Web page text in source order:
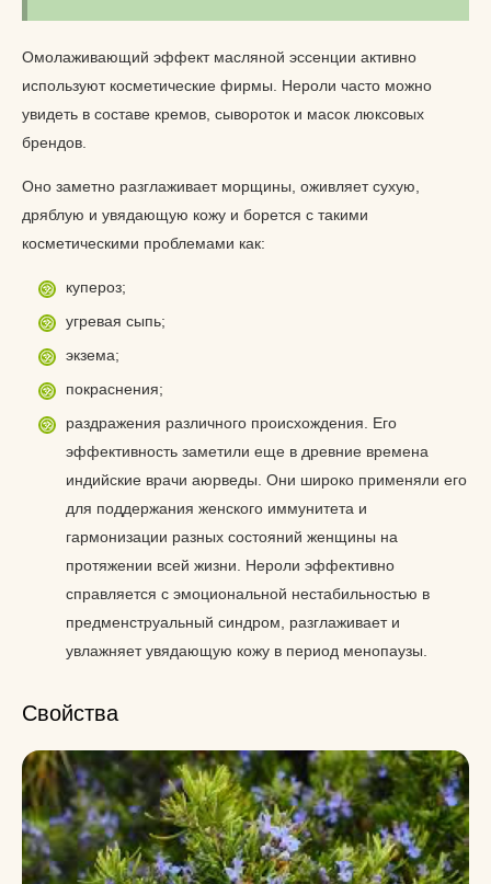
Омолаживающий эффект масляной эссенции активно
используют косметические фирмы. Нероли часто можно
увидеть в составе кремов, сывороток и масок люксовых
брендов.
Оно заметно разглаживает морщины, оживляет сухую,
дряблую и увядающую кожу и борется с такими
косметическими проблемами как:
купероз;
угревая сыпь;
экзема;
покраснения;
раздражения различного происхождения. Его
эффективность заметили еще в древние времена
индийские врачи аюрведы. Они широко применяли его
для поддержания женского иммунитета и
гармонизации разных состояний женщины на
протяжении всей жизни. Нероли эффективно
справляется с эмоциональной нестабильностью в
предменструальный синдром, разглаживает и
увлажняет увядающую кожу в период менопаузы.
Свойства